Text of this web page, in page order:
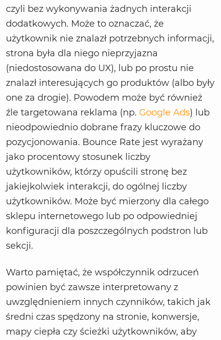
czyli bez wykonywania żadnych interakcji
dodatkowych. Może to oznaczać, że
użytkownik nie znalazł potrzebnych informacji,
strona była dla niego nieprzyjazna
(niedostosowana do UX), lub po prostu nie
znalazł interesujących go produktów (albo były
one za drogie). Powodem może być również
źle targetowana reklama (np. Google Ads) lub
nieodpowiednio dobrane frazy kluczowe do
pozycjonowania. Bounce Rate jest wyrażany
jako procentowy stosunek liczby
użytkowników, którzy opuścili stronę bez
jakiejkolwiek interakcji, do ogólnej liczby
użytkowników. Może być mierzony dla całego
sklepu internetowego lub po odpowiedniej
konfiguracji dla poszczególnych podstron lub
sekcji.
Warto pamiętać, że współczynnik odrzuceń
powinien być zawsze interpretowany z
uwzględnieniem innych czynników, takich jak
średni czas spędzony na stronie, konwersje,
mapy ciepła czy ścieżki użytkowników, aby